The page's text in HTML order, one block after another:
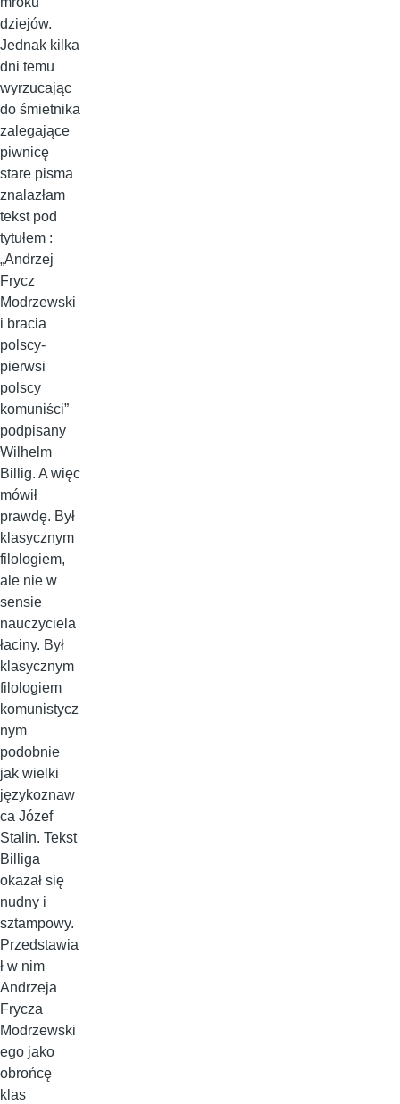
dziejów.
Jednak kilka
dni temu
wyrzucając
do śmietnika
zalegające
piwnicę
stare pisma
znalazłam
tekst pod
tytułem :
„Andrzej
Frycz
Modrzewski
i bracia
polscy-
pierwsi
polscy
komuniści”
podpisany
Wilhelm
Billig. A więc
mówił
prawdę. Był
klasycznym
filologiem,
ale nie w
sensie
nauczyciela
łaciny. Był
klasycznym
filologiem
komunistycz
nym
podobnie
jak wielki
językoznaw
ca Józef
Stalin. Tekst
Billiga
okazał się
nudny i
sztampowy.
Przedstawia
ł w nim
Andrzeja
Frycza
Modrzewski
ego jako
obrońcę
klas